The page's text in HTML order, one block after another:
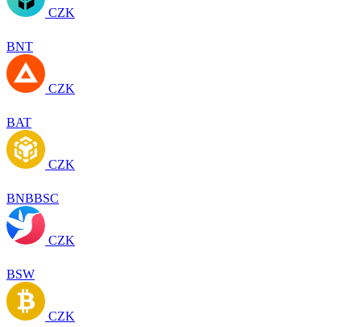
CZK
BNT
CZK
BAT
CZK
BNBBSC
CZK
BSW
CZK